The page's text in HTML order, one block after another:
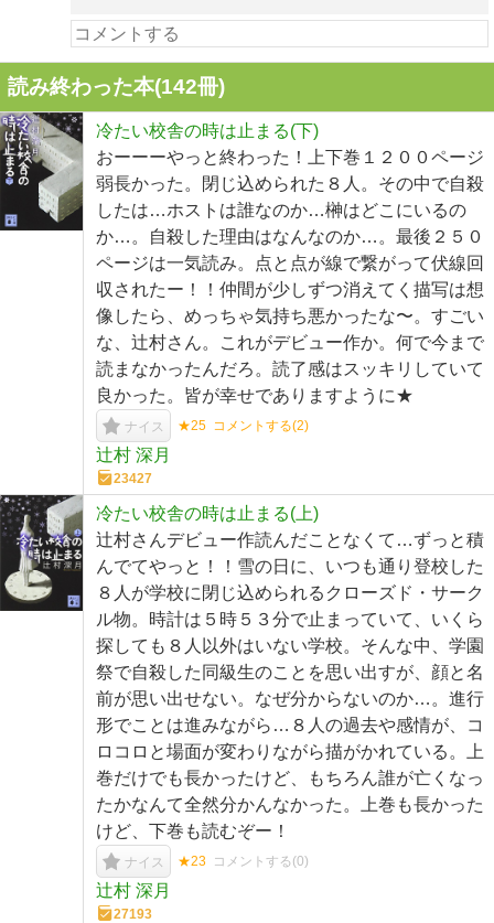
読み終わった本(142冊)
冷たい校舎の時は止まる(下)
おーーーやっと終わった！上下巻１２００ページ
弱長かった。閉じ込められた８人。その中で自殺
したは…ホストは誰なのか…榊はどこにいるの
か…。自殺した理由はなんなのか…。最後２５０
ページは一気読み。点と点が線で繋がって伏線回
収されたー！！仲間が少しずつ消えてく描写は想
像したら、めっちゃ気持ち悪かったな〜。すごい
な、辻村さん。これがデビュー作か。何で今まで
読まなかったんだろ。読了感はスッキリしていて
良かった。皆が幸せでありますように★
ナイス ★25 コメントする(2)
辻村 深月
23427
冷たい校舎の時は止まる(上)
辻村さんデビュー作読んだことなくて…ずっと積
んでてやっと！！雪の日に、いつも通り登校した
８人が学校に閉じ込められるクローズド・サーク
ル物。時計は５時５３分で止まっていて、いくら
探しても８人以外はいない学校。そんな中、学園
祭で自殺した同級生のことを思い出すが、顔と名
前が思い出せない。なぜ分からないのか…。進行
形でことは進みながら…８人の過去や感情が、コ
ロコロと場面が変わりながら描がかれている。上
巻だけでも長かったけど、もちろん誰が亡くなっ
たかなんて全然分かんなかった。上巻も長かった
けど、下巻も読むぞー！
ナイス ★23 コメントする(0)
辻村 深月
27193